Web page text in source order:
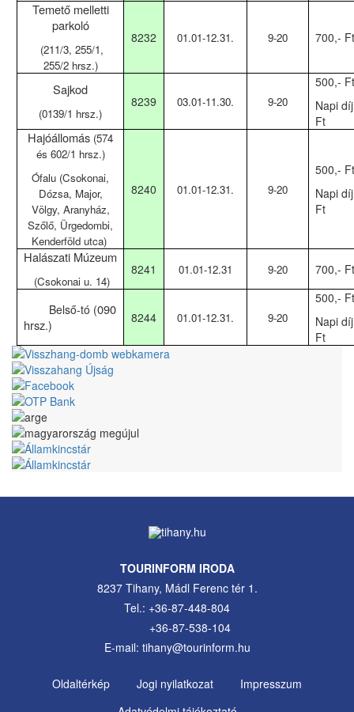
Temető melletti
parkoló
(211/3, 255/1,
255/2 hrsz.)
8232 01.01-12.31. 9-20 700,-
Sajkod
(0139/1 hrsz.)
8239 03.01-11.30. 9-20
500,-
Napi
Ft
Hajóállomás (574
és 602/1 hrsz.)
Ófalu (Csokonai,
Dózsa, Major,
Völgy, Aranyház,
Szőlő, Ürgedombi,
Kenderföld utca)
8240 01.01-12.31. 9-20
500,-
Napi
Ft
Halászati Múzeum
(Csokonai u. 14)
8241 01.01-12.31 9-20 700,-
Belső-tó (090
hrsz.) 8244 01.01-12.31. 9-20
500,-
Napi
Ft
TOURINFORM IRODA
8237 Tihany, Mádl Ferenc tér 1.
Tel.: +36-87-448-804
+36-87-538-104
E-mail: tihany@tourinform.hu
Footer
Oldaltérkép Jogi nyilatkozat
Impresszum